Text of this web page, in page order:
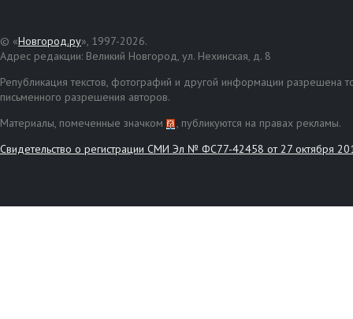
© «Новгород.ру», 1997-2026.
Адрес редакции: Великий Новгород, ул. Нехинская, д. 8
Републикация текстов, фотографий и другой информации разрешена
письменного разрешения авторов.
Материалы, помеченные значком
, публикуются на правах рекламы.
Свидетельство о регистрации СМИ Эл № ФС77-42458 от 27 октября